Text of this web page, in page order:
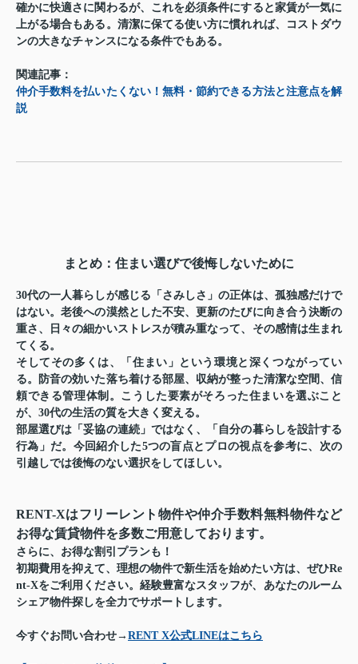
確かに快適さに関わるが、これを必須条件にすると家賃が一気に
上がる場合もある。清潔に保てる使い方に慣れれば、コストダウ
ンの大きなチャンスになる条件でもある。
関連記事：
仲介手数料を払いたくない！無料・節約できる方法と注意点を解
説
まとめ：住まい選びで後悔しないために
30代の一人暮らしが感じる「さみしさ」の正体は、孤独感だけで
はない。老後への漠然とした不安、更新のたびに向き合う決断の
重さ、日々の細かいストレスが積み重なって、その感情は生まれ
てくる。
そしてその多くは、「住まい」という環境と深くつながってい
る。防音の効いた落ち着ける部屋、収納が整った清潔な空間、信
頼できる管理体制。こうした要素がそろった住まいを選ぶこと
が、30代の生活の質を大きく変える。
部屋選びは「妥協の連続」ではなく、「自分の暮らしを設計する
行為」だ。今回紹介した5つの盲点とプロの視点を参考に、次の
引越しでは後悔のない選択をしてほしい。
RENT-Xはフリーレント物件や仲介手数料無料物件など
お得な賃貸物件を多数ご用意しております。
さらに、お得な割引プランも！
初期費用を抑えて、理想の物件で新生活を始めたい方は、ぜひRe
nt-Xをご利用ください。経験豊富なスタッフが、あなたのルーム
シェア物件探しを全力でサポートします。
今すぐお問い合わせ→ RENT X公式LINEはこちら